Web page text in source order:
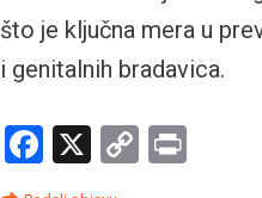
što je ključna mera u
i genitalnih bradavica.
Facebook
X
Copy